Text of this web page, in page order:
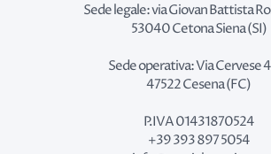
Sede legale: via Giovan Battista
53040 Cetona Siena (SI)
Sede operativa: Via Cervese
47522 Cesena (FC)
P.IVA 01431870524
+39 393 897 5054